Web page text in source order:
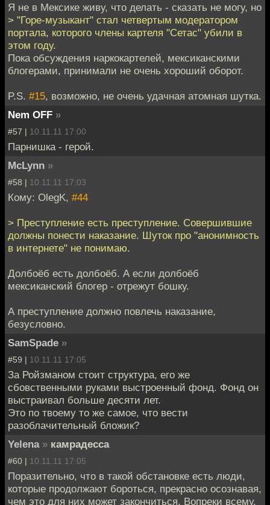
Я не в Мексике живу, что делать - сказать не могу, но
> "Горе‑музыкант" стал четвертым модератором
портала, которого члены картеля "Сетас" убили в
этом году.
Пока обсуждения наркокартелей, мексиканскими
блогерами, принимали не очень хороший оборот.
P.S. #15, возможно, не очень удачная атомная шутка.
Nem OFF »
#57 | 10.11.11 17:00
Парнишка - герой.
McLynn »
#58 | 10.11.11 17:03
Кому: OlegK, #44
> Преступление есть преступление. Совершившие
должны понести наказание. Шуток про "анонимность
в интернете" не понимаю.
Долбоёб есть долбоёб. А если долбоёб
мексиканский блогер - отрежут бошку.
А преступление должно повлечь наказание,
безусловно.
SamSpade »
#59 | 10.11.11 17:05
За Ройзманом стоит структура, его же
сбовственными руками выстроенный фонд. Фонд он
выстраивал больше десяти лет.
Это по твоему то же самое, что вести
разоблачительный бложик?
Yelena » камрадесса
#60 | 10.11.11 17:05
Поразительно, что в такой обстановке есть люди,
которые продолжают бороться, прекрасно осознавая,
чем это для них может закончиться. Вопреки всему,